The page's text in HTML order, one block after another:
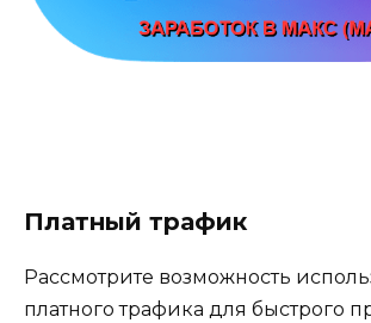
Платный трафик
Рассмотрите возможность
платного трафика для быстрого